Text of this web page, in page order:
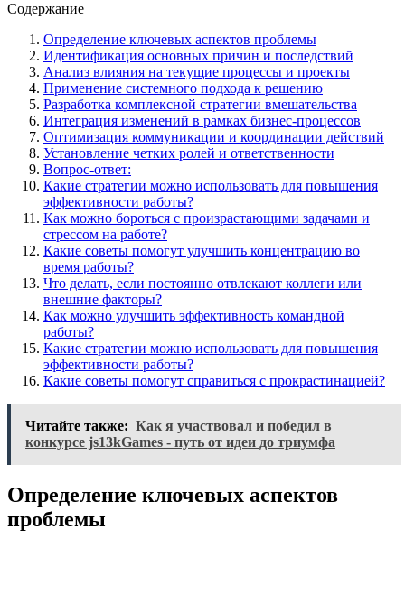
Содержание
Определение ключевых аспектов проблемы
Идентификация основных причин и последствий
Анализ влияния на текущие процессы и проекты
Применение системного подхода к решению
Разработка комплексной стратегии вмешательства
Интеграция изменений в рамках бизнес-процессов
Оптимизация коммуникации и координации действий
Установление четких ролей и ответственности
Вопрос-ответ:
Какие стратегии можно использовать для повышения
эффективности работы?
Как можно бороться с произрастающими задачами и
стрессом на работе?
Какие советы помогут улучшить концентрацию во
время работы?
Что делать, если постоянно отвлекают коллеги или
внешние факторы?
Как можно улучшить эффективность командной
работы?
Какие стратегии можно использовать для повышения
эффективности работы?
Какие советы помогут справиться с прокрастинацией?
Читайте также: Как я участвовал и победил в
конкурсе js13kGames - путь от идеи до триумфа
Определение ключевых аспектов
проблемы